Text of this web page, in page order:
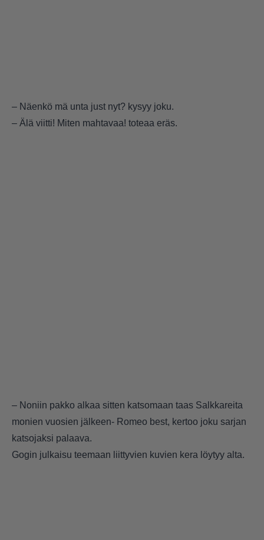
– Näenkö mä unta just nyt? kysyy joku.
– Älä viitti! Miten mahtavaa! toteaa eräs.
– Noniin pakko alkaa sitten katsomaan taas Salkkareita
monien vuosien jälkeen- Romeo best, kertoo joku sarjan
katsojaksi palaava.
Gogin julkaisu teemaan liittyvien kuvien kera löytyy alta.